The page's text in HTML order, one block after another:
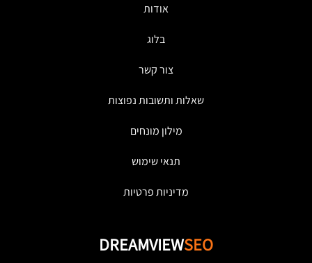
אודות
בלוג
צור קשר
שאלות ותשובות נפוצות
מילון מונחים
תנאי שימוש
מדיניות פרטיות
DREAMVIEWSEO